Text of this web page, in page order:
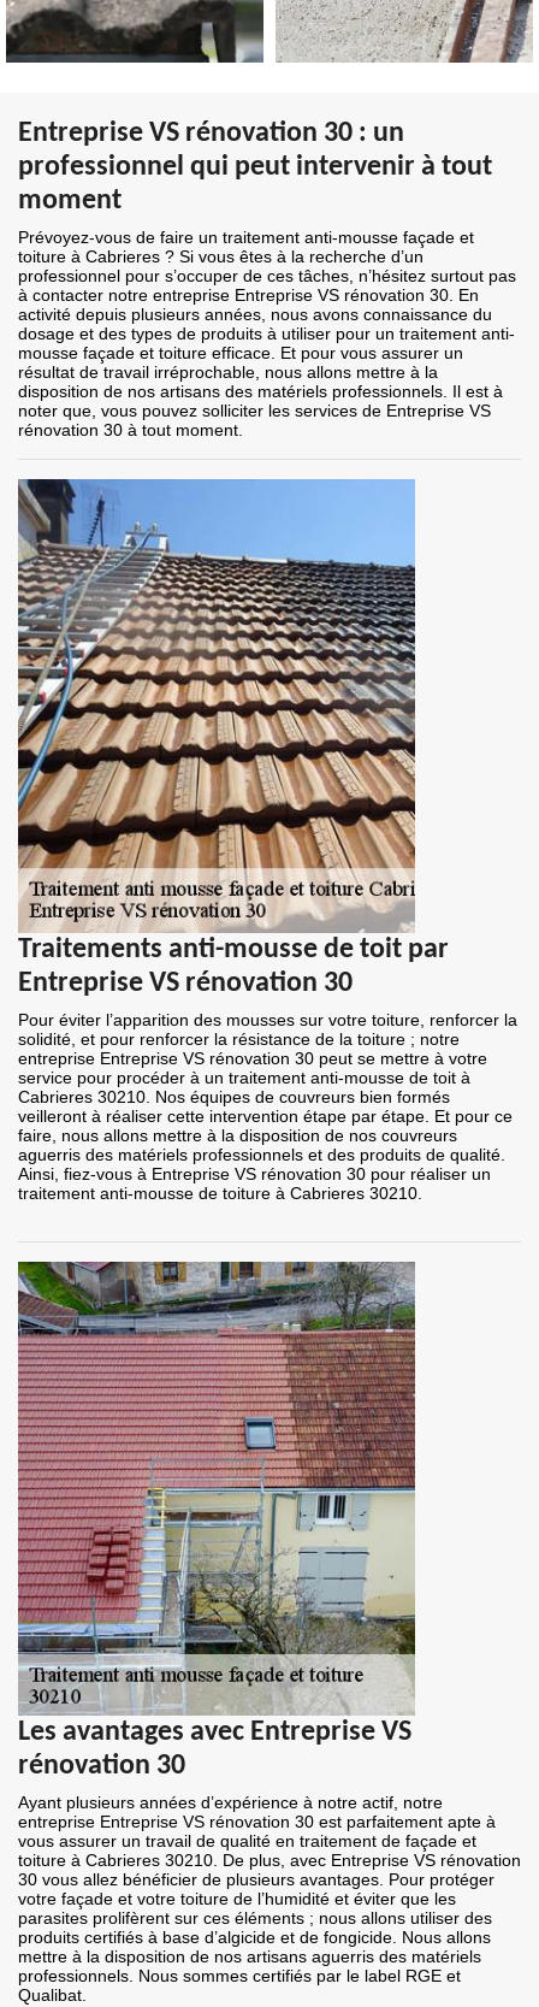
Entreprise VS rénovation 30 : un
professionnel qui peut intervenir à tout
moment
Prévoyez-vous de faire un traitement anti-mousse façade et
toiture à Cabrieres ? Si vous êtes à la recherche d’un
professionnel pour s’occuper de ces tâches, n’hésitez surtout pas
à contacter notre entreprise Entreprise VS rénovation 30. En
activité depuis plusieurs années, nous avons connaissance du
dosage et des types de produits à utiliser pour un traitement anti-
mousse façade et toiture efficace. Et pour vous assurer un
résultat de travail irréprochable, nous allons mettre à la
disposition de nos artisans des matériels professionnels. Il est à
noter que, vous pouvez solliciter les services de Entreprise VS
rénovation 30 à tout moment.
Traitements anti-mousse de toit par
Entreprise VS rénovation 30
Pour éviter l’apparition des mousses sur votre toiture, renforcer la
solidité, et pour renforcer la résistance de la toiture ; notre
entreprise Entreprise VS rénovation 30 peut se mettre à votre
service pour procéder à un traitement anti-mousse de toit à
Cabrieres 30210. Nos équipes de couvreurs bien formés
veilleront à réaliser cette intervention étape par étape. Et pour ce
faire, nous allons mettre à la disposition de nos couvreurs
aguerris des matériels professionnels et des produits de qualité.
Ainsi, fiez-vous à Entreprise VS rénovation 30 pour réaliser un
traitement anti-mousse de toiture à Cabrieres 30210.
Les avantages avec Entreprise VS
rénovation 30
Ayant plusieurs années d’expérience à notre actif, notre
entreprise Entreprise VS rénovation 30 est parfaitement apte à
vous assurer un travail de qualité en traitement de façade et
toiture à Cabrieres 30210. De plus, avec Entreprise VS rénovation
30 vous allez bénéficier de plusieurs avantages. Pour protéger
votre façade et votre toiture de l’humidité et éviter que les
parasites prolifèrent sur ces éléments ; nous allons utiliser des
produits certifiés à base d’algicide et de fongicide. Nous allons
mettre à la disposition de nos artisans aguerris des matériels
professionnels. Nous sommes certifiés par le label RGE et
Qualibat.